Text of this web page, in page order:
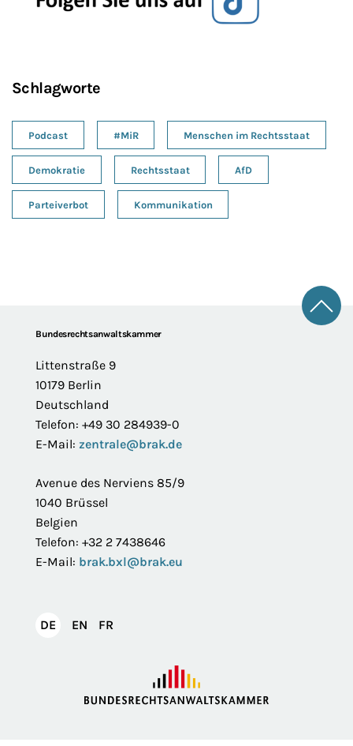
Schlagworte
Podcast #MiR Menschen im Rechtsstaat
Demokratie Rechtsstaat AfD
Parteiverbot Kommunikation
FooterBundesrechtsanwaltskammer
Littenstraße 9
10179 Berlin
Deutschland
Telefon: +49 30 284939-0
E-Mail: zentrale@brak.de
Avenue des Nerviens 85/9
1040 Brüssel
Belgien
Telefon: +32 2 7438646
E-Mail: brak.bxl@brak.eu
DEDeutsch
EN English
FR